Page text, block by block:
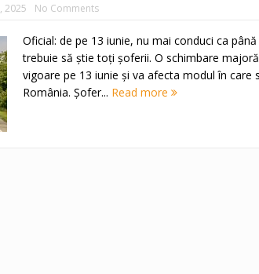
2025 No Comments
Oficial: de pe 13 iunie, nu mai conduci ca până
trebuie să știe toți șoferii. O schimbare
vigoare pe 13 iunie și va afecta modul în care
România. Șofer... Read more